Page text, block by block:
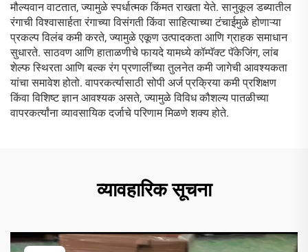
मौल्यवान वाटतात, ज्यामुळे स्पर्धात्मक किंमत राखता येते. सानुकूल डब्यातील
रंगाची विश्वासार्हता रंगाच्या विसंगती किंवा साहित्याच्या टंचाईमुळे होणाऱ्या
प्रकल्प विलंब कमी करते, ज्यामुळे एकूण उत्पादकता आणि ग्राहक समाधान
सुधारते. साठवण आणि हाताळणीचे फायदे यामध्ये कॉम्पॅक्ट पॅकेजिंग, लांब
शेल्फ स्थिरता आणि बल्क रंग प्रणालींच्या तुलनेत कमी जागेची आवश्यकता
यांचा समावेश होतो. वापरकर्त्यासाठी सोपी अर्ज प्रक्रिया कमी प्रशिक्षण
किंवा विशिष्ट ज्ञान आवश्यक असते, ज्यामुळे विविध कौशल्य पातळीच्या
वापरकर्त्यांना व्यावसायिक दर्जाचे परिणाम मिळणे शक्य होते.
व्यावहारिक सूचना